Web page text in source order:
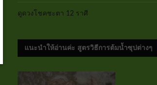
ดูดวงโชคชะตา 12 ราศี
แนะนำให้อ่านค่ะ สูตรวิธีการต้มน้ำซุปต่างๆ